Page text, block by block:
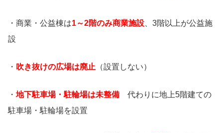
・商業・公益棟は1～2階のみ商業施設 、3階以上が公益施
設
・ 吹き抜けの広場は廃止 （設置しない）
・ 地下駐車場・駐輪場は未整備 代わりに地上5階建ての
駐車場・駐輪場を設置